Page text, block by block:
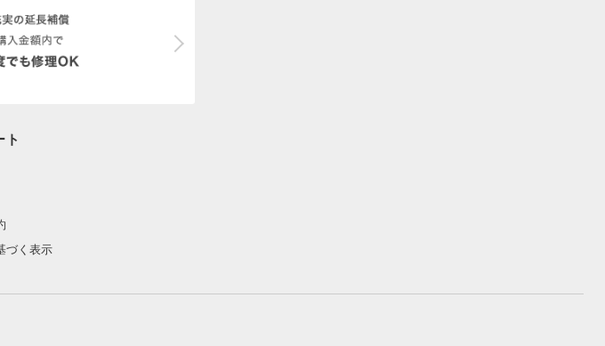
ト
づく表示